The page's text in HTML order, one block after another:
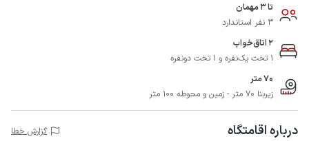
تا 3 مهمان
3 نفر استاندارد
2 اتاق‌خواب
1 تخت یک‌نفره و 1 تخت دونفره
70 متر
زیربنا 70 متر - زمین و محوطه 100 متر
درباره اقامتگاه گزارش خطا